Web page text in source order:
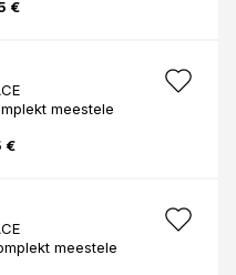
€
meestele
€
meestele